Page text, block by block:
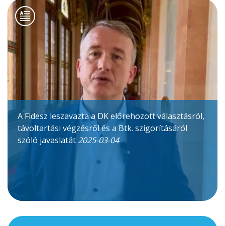
A Fidesz leszavazta a DK előrehozott választásról,
távoltartási végzésről és a Btk. szigorításáról
szóló javaslatát2025-03-04